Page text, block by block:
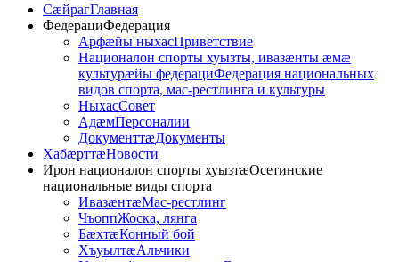
СӕйрагГлавная
ФедерациФедерация
Арфæйы ныхасПриветствие
Националон спорты хуызты, ивазæнты æмæ
культурæйы федерациФедерация национальных
видов спорта, мас-рестлинга и культуры
НыхасСовет
АдӕмПерсоналии
ДокументтӕДокументы
ХабӕрттӕНовости
Ирон националон спорты хуызтӕОсетинские
национальные виды спорта
ИвазӕнтӕМас-рестлинг
ЧъоппЖоска, лянга
БӕхтӕКонный бой
ХъуылтӕАльчики